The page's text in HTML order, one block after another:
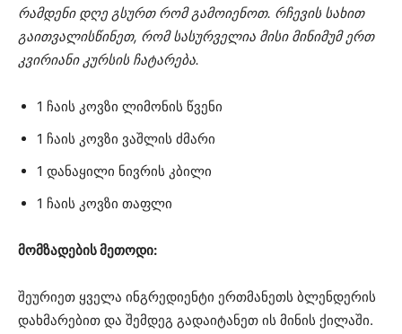
რამდენი დღე გსურთ რომ გამოიენოთ. რჩევის სახით
გაითვალისწინეთ, რომ სასურველია მისი მინიმუმ ერთ
კვირიანი კურსის ჩატარება.
1 ჩაის კოვზი ლიმონის წვენი
1 ჩაის კოვზი ვაშლის ძმარი
1 დანაყილი ნივრის კბილი
1 ჩაის კოვზი თაფლი
მომზადების მეთოდი:
შეურიეთ ყველა ინგრედიენტი ერთმანეთს ბლენდერის
დახმარებით და შემდეგ გადაიტანეთ ის მინის ქილაში.